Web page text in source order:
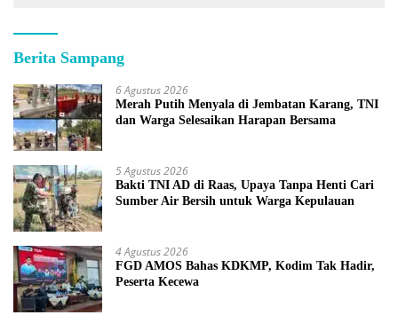
Berita Sampang
6 Agustus 2026
Merah Putih Menyala di Jembatan Karang, TNI
dan Warga Selesaikan Harapan Bersama
5 Agustus 2026
Bakti TNI AD di Raas, Upaya Tanpa Henti Cari
Sumber Air Bersih untuk Warga Kepulauan
4 Agustus 2026
FGD AMOS Bahas KDKMP, Kodim Tak Hadir,
Peserta Kecewa